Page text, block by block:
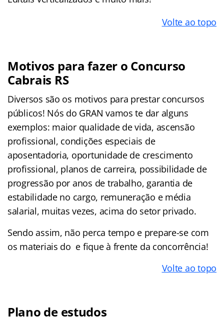
Volte ao topo
Motivos para fazer o Concurso
Cabrais RS
Diversos são os motivos para prestar concursos
públicos! Nós do GRAN vamos te dar alguns
exemplos: maior qualidade de vida, ascensão
profissional, condições especiais de
aposentadoria, oportunidade de crescimento
profissional, planos de carreira, possibilidade de
progressão por anos de trabalho, garantia de
estabilidade no cargo, remuneração e média
salarial, muitas vezes, acima do setor privado.
Sendo assim, não perca tempo e prepare-se com
os materiais do e fique à frente da concorrência!
Volte ao topo
Plano de estudos